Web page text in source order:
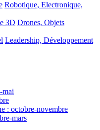
Robotique, Electronique,
3D Drones, Objets
Leadership, Développement
mai
: octobre-novembre
mars